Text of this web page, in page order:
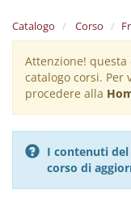
Catalogo Corso
Warning
message
Attenzione!
catalogo corsi.
procedere alla
I contenuti del
corso di